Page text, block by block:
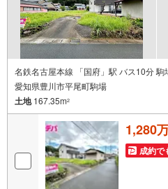
名鉄名古屋本線 「国府」駅 バス10分
愛知県豊川市平尾町駒場
土地167.35m2
1,280
成約で